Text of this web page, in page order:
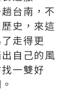
台南，不
史，來這
走得更
自己的風
一雙好